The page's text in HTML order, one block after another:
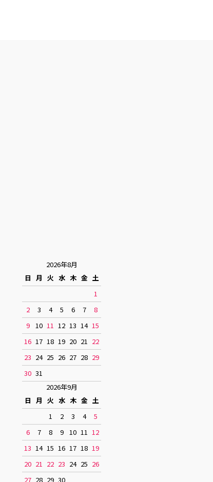
2026年8月
日 月 火 水 木 金 土
1
2
3 4 5 6 7
8
9
10 11 12 13 14 15
16 17 18 19 20 21 22
23 24 25 26 27 28 29
30 31
2026年9月
日 月 火 水 木 金 土
1
2 3 4
5
6
7 8 9 10 11 12
13 14 15 16 17 18 19
20 21 22 23 24 25 26
27 28 29 30